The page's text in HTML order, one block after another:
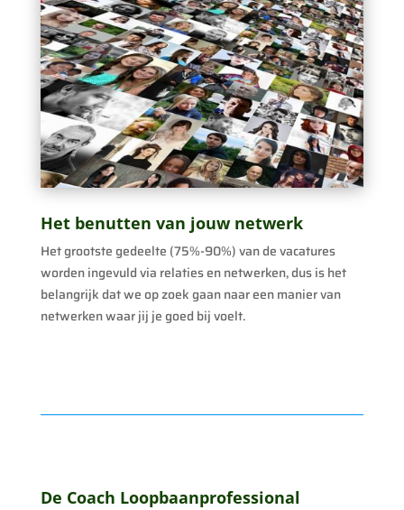
Het benutten van jouw netwerk
Het grootste gedeelte (75%-90%) van de vacatures
worden ingevuld via relaties en netwerken, dus is het
belangrijk dat we op zoek gaan naar een manier van
netwerken waar jij je goed bij voelt.
De Coach Loopbaanprofessional